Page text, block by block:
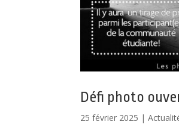
Défi photo
25 février 2025 |